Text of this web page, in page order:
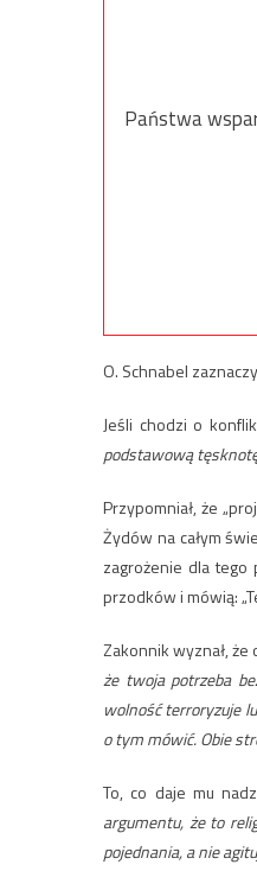
Państwa
O. Schnabel
Jeśli chodzi o
podstawową
Przypomniał, że
Żydów na całym
zagrożenie dla tego
przodków i mówią:
Zakonnik wyznał,
że twoja potrzeba
wolność terroryzuje
o tym mówić. Obie
To, co daje mu
argumentu, że to
pojednania, a nie